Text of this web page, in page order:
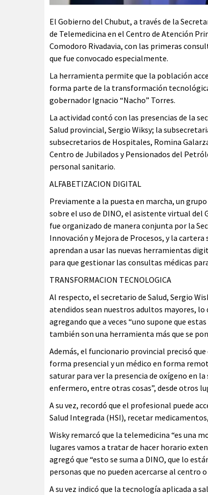
El Gobierno del Chubut, a través de la
de Telemedicina en el Centro de Atención
Comodoro Rivadavia, con las primeras
que fue convocado especialmente.
La herramienta permite que la población
forma parte de la transformación
gobernador Ignacio “Nacho” Torres.
La actividad contó con las presencias de la
Salud provincial, Sergio Wiksy; la
subsecretarios de Hospitales, Romina
Centro de Jubilados y Pensionados del
personal sanitario.
ALFABETIZACION DIGITAL
Previamente a la puesta en marcha, un
sobre el uso de DINO, el asistente virtual del
fue organizado de manera conjunta por la
Innovación y Mejora de Procesos, y la
aprendan a usar las nuevas herramientas
para que gestionar las consultas médicas
TRANSFORMACION TECNOLOGICA
Al respecto, el secretario de Salud, Sergio
atendidos sean nuestros adultos mayores, lo
agregando que a veces “uno supone que
también son una herramienta más que se
Además, el funcionario provincial precisó
forma presencial y un médico en forma
saturar para ver la presencia de oxígeno en
enfermero, entre otras cosas”, desde otros
A su vez, recordó que el profesional puede
Salud Integrada (HSI), recetar
Wisky remarcó que la telemedicina “es una
lugares vamos a tratar de hacer horario
agregó que “esto se suma a DINO, que lo
personas que no pueden acercarse al centro
A su vez indicó que la tecnología aplicada a